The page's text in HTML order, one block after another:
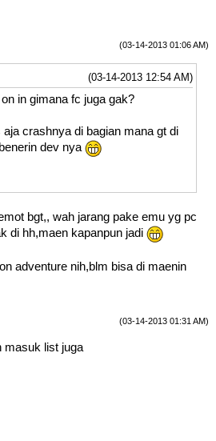
(03-14-2013 01:06 AM)
(03-14-2013 12:54 AM)
in gimana fc juga gak?
crashnya di bagian mana gt di
dev nya
bgt,, wah jarang pake emu yg pc
di hh,maen kapanpun jadi
adventure nih,blm bisa di maenin
(03-14-2013 01:31 AM)
masuk list juga